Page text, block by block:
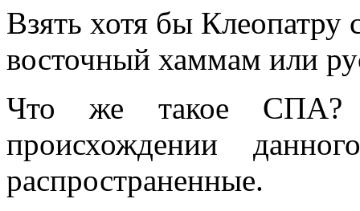
Взять хотя бы
восточный хаммам или
Что же такое СПА?
происхождении
распространенные.